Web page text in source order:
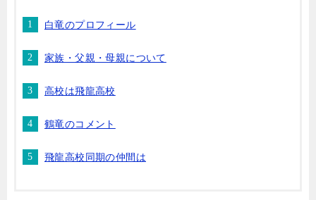
白竜のプロフィール
家族・父親・母親について
高校は飛龍高校
鶴竜のコメント
飛龍高校同期の仲間は